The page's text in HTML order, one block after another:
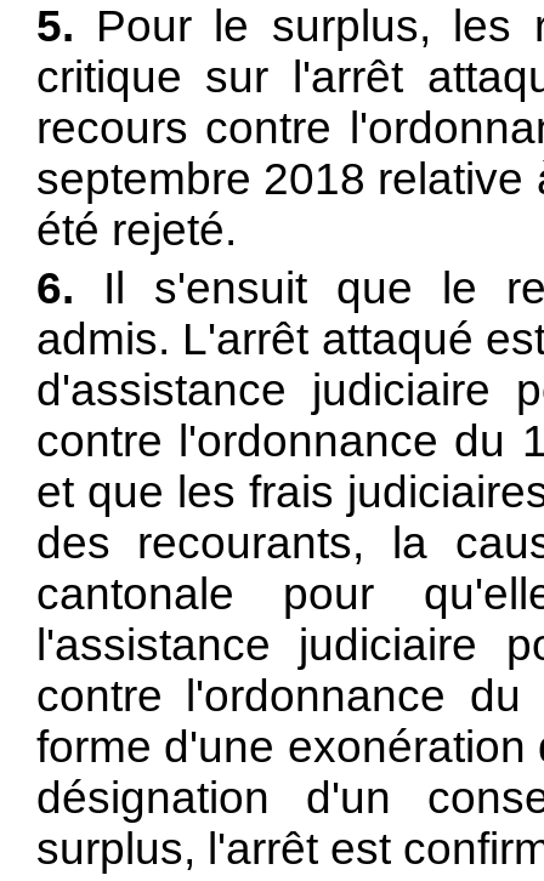
5. Pour le surplus, les
critique sur l'arrêt
recours contre
septembre 2018
été rejeté.
6. Il s'ensuit que le
admis. L'arrêt attaqué
d'assistance judiciaire
contre l'ordonnance du
et que les frais
des recourants, la
cantonale pour
l'assistance judiciaire
contre l'ordonnance
forme d'une
désignation d'un
surplus, l'arrêt est